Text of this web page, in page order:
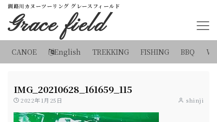
釧路川カヌーツーリング グレースフィールド
Grace field
CANOE English TREKKING FISHING BBQ
IMG_20210628_161659_115
2022年1月25日 shinji